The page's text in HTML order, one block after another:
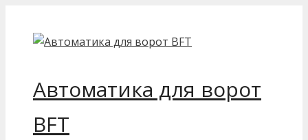
содержимому
Автоматика для ворот
BFT